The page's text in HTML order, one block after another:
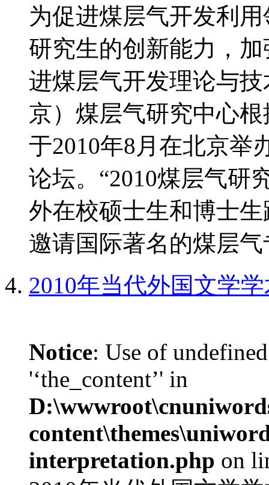
为促进煤层气开发利
研究生的创新能力，
进煤层气开发理论与
京）煤层气研究中心
于2010年8月在北京举
论坛。“2010煤层气研
外在校硕士生和博士
邀请国际著名的煤层
2010年当代外国文学
Notice: Use of
'‘the_content’' in
interpretation.php on